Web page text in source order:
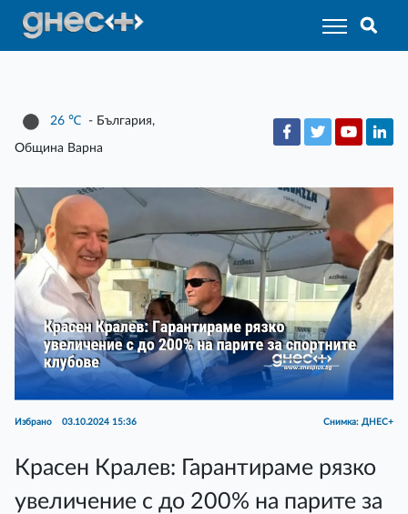
26 ℃ - България,
Община Варна
Избрано 03.10.2024 15:36 Снимка: ДНЕС+
Красен Кралев: Гарантираме рязко
увеличение с до 200% на парите за